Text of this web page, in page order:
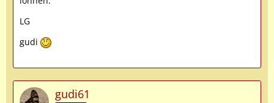
LG
gudi
gudi61